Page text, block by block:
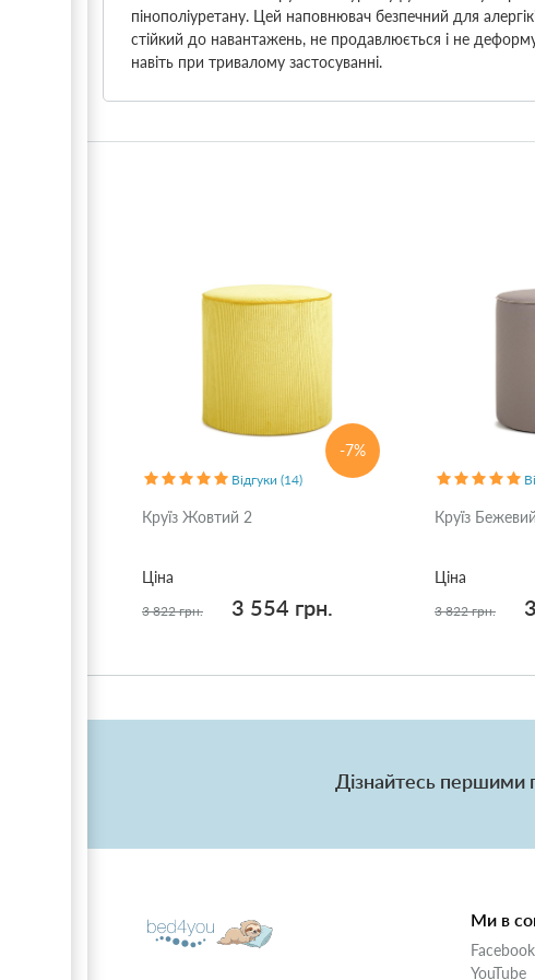
пінополіуретану. Цей наповнювач безпечний для
стійкий до навантажень, не продавлюється і не
навіть при тривалому застосуванні.
-7%
Відгуки (14)
Круїз Жовтий 2
Ціна
3 822 грн. 3 554 грн.
Круїз
Ціна
3 822 грн.
Дізнайтесь першими
Ми в
Facebook
YouTube